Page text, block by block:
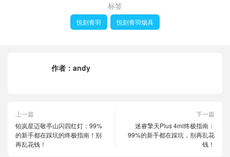
标签
悦刻青羽 悦刻青羽烟具
作者： andy
上一篇
铂岚星迈敬亭山闪四红灯：99%
的新手都在踩坑的终极指南！别
再乱花钱！
下一篇
迷睿擎天Plus 4ml终极指南：
99%的新手都在踩坑，别再乱花
钱！